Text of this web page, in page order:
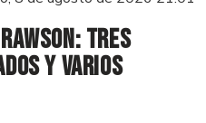
tres
y varios